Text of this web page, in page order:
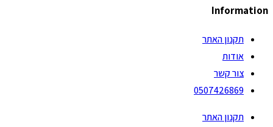
Information
תקנון האתר
אודות
צור קשר
0507426869
תקנון האתר